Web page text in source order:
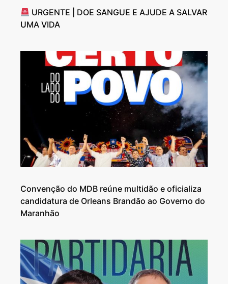
URGENTE | DOE SANGUE E AJUDE A SALVAR
UMA VIDA
Convenção do MDB reúne multidão e oficializa
candidatura de Orleans Brandão ao Governo do
Maranhão